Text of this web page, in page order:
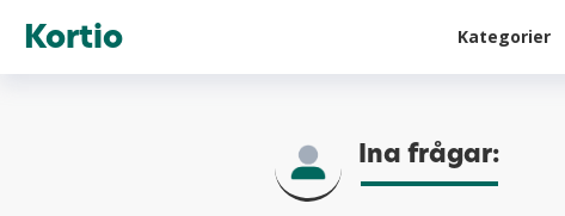
Kortio Kategorier
Ina frågar: